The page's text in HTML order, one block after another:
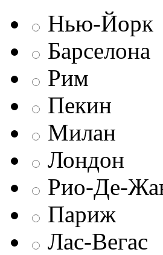
Нью-Йорк
Барселона
Рим
Пекин
Милан
Лондон
Рио-Де-
Париж
Лас-Вегас